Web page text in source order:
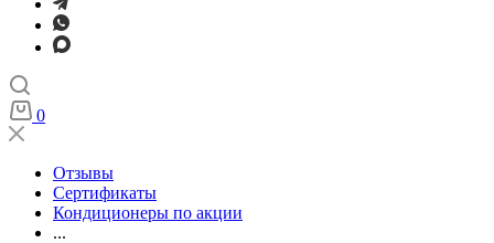
0
Отзывы
Сертификаты
Кондиционеры по акции
...